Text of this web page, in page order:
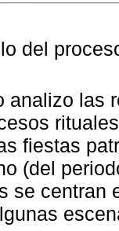
del
analizo las
fiestas
(del
se centran